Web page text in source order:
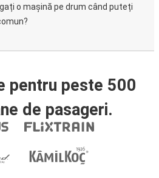
o mașină pe drum când puteți
pentru peste 500
de pasageri.